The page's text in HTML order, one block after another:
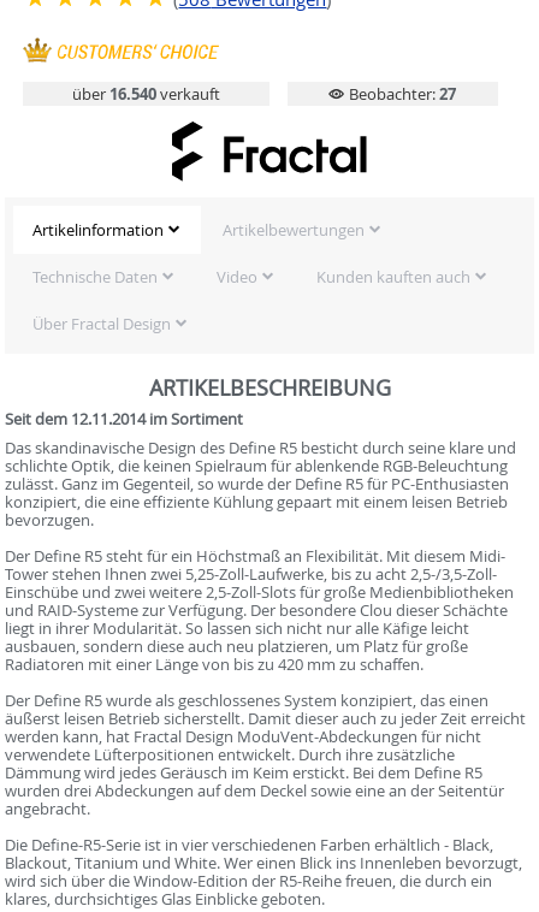
über 16.540verkauft Beobachter:27
Artikelinformation Artikelbewertungen
Technische Daten Video Kunden kauften auch
Über Fractal Design
ARTIKELBESCHREIBUNG
Seit dem 12.11.2014 im Sortiment
Das skandinavische Design des Define R5 besticht durch seine klare und
schlichte Optik, die keinen Spielraum für ablenkende RGB-Beleuchtung
zulässt. Ganz im Gegenteil, so wurde der Define R5 für PC-Enthusiasten
konzipiert, die eine effiziente Kühlung gepaart mit einem leisen Betrieb
bevorzugen.
Der Define R5 steht für ein Höchstmaß an Flexibilität. Mit diesem Midi-
Tower stehen Ihnen zwei 5,25-Zoll-Laufwerke, bis zu acht 2,5-/3,5-Zoll-
Einschübe und zwei weitere 2,5-Zoll-Slots für große Medienbibliotheken
und RAID-Systeme zur Verfügung. Der besondere Clou dieser Schächte
liegt in ihrer Modularität. So lassen sich nicht nur alle Käfige leicht
ausbauen, sondern diese auch neu platzieren, um Platz für große
Radiatoren mit einer Länge von bis zu 420 mm zu schaffen.
Der Define R5 wurde als geschlossenes System konzipiert, das einen
äußerst leisen Betrieb sicherstellt. Damit dieser auch zu jeder Zeit erreicht
werden kann, hat Fractal Design ModuVent-Abdeckungen für nicht
verwendete Lüfterpositionen entwickelt. Durch ihre zusätzliche
Dämmung wird jedes Geräusch im Keim erstickt. Bei dem Define R5
wurden drei Abdeckungen auf dem Deckel sowie eine an der Seitentür
angebracht.
Die Define-R5-Serie ist in vier verschiedenen Farben erhältlich - Black,
Blackout, Titanium und White. Wer einen Blick ins Innenleben bevorzugt,
wird sich über die Window-Edition der R5-Reihe freuen, die durch ein
klares, durchsichtiges Glas Einblicke geboten.